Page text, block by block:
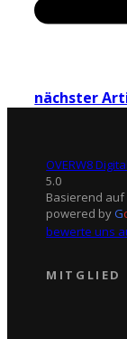
nächster
OVERW8
5.0
Basierend auf
powered byG
bewerte uns
MITGLIED